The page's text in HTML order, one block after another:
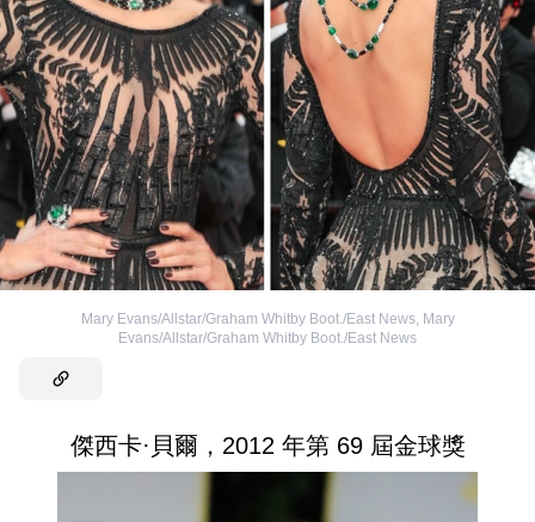
Mary Evans/Allstar/Graham Whitby Boot./East News, Mary
Evans/Allstar/Graham Whitby Boot./East News
傑西卡·貝爾，2012 年第 69 屆金球獎